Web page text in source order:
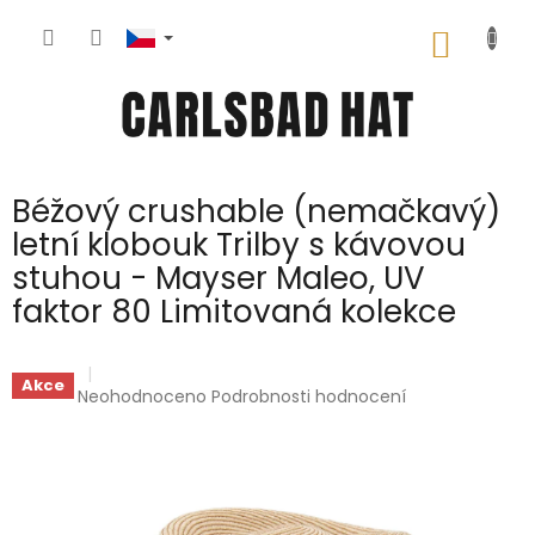
Béžový crushable (nemačkavý)
letní klobouk Trilby s kávovou
stuhou - Mayser Maleo, UV
faktor 80 Limitovaná kolekce
Akce Průměrné
Neohodnoceno Podrobnosti hodnocení